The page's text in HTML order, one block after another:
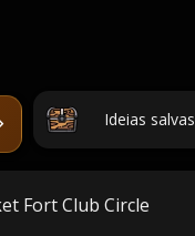
Ideias salvas
Fort Club Circle